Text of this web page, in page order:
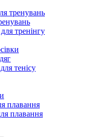
тренувань
тренінгу
тенісу
плавання
плавання